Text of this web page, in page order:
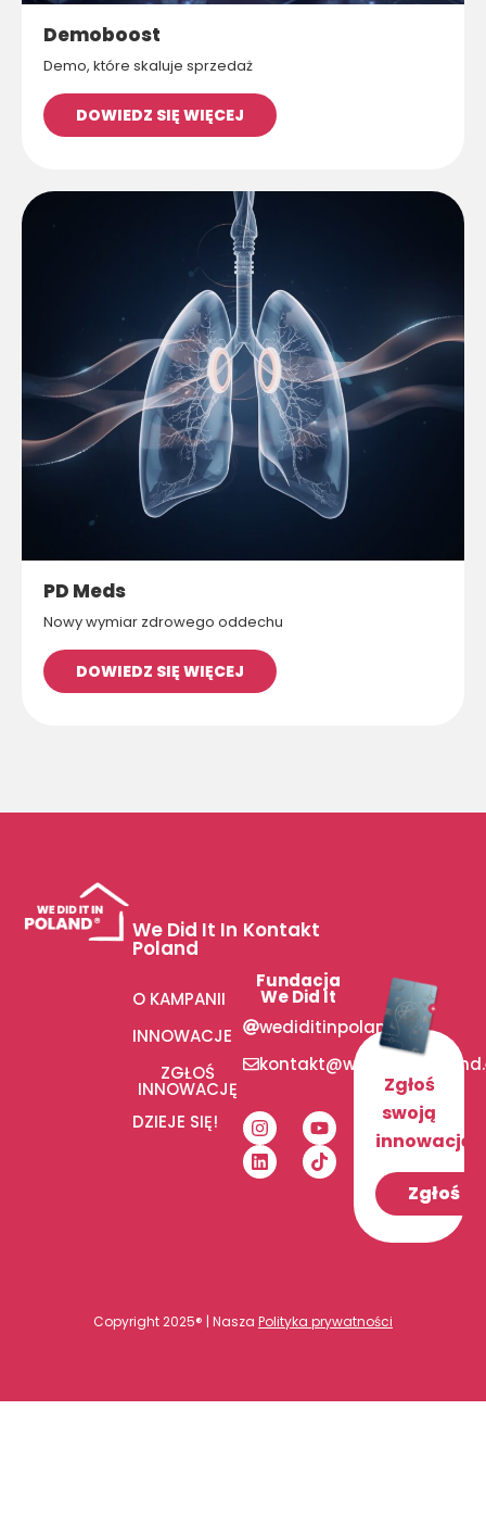
Demoboost
Demo, które skaluje sprzedaż
DOWIEDZ SIĘ WIĘCEJ
PD Meds
Nowy wymiar zdrowego oddechu
DOWIEDZ SIĘ WIĘCEJ
We Did It In
Poland
O KAMPANII
INNOWACJE
ZGŁOŚ
INNOWACJĘ
DZIEJE SIĘ!
Kontakt
Fundacja
We Did It
wediditinpoland
Zgłoś
swoją
innowację!
Zgłoś
Copyright 2025® | Nasza Polityka prywatności